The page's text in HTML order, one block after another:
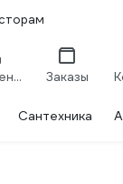
Сравнение Заказы
Сантехника